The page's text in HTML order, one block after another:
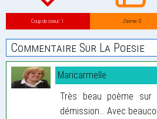
Coup de coeur: 1 J’aime: 0
Commentaire Sur La Poesie
Maricarmelle
Très beau poème sur
démission… Avec